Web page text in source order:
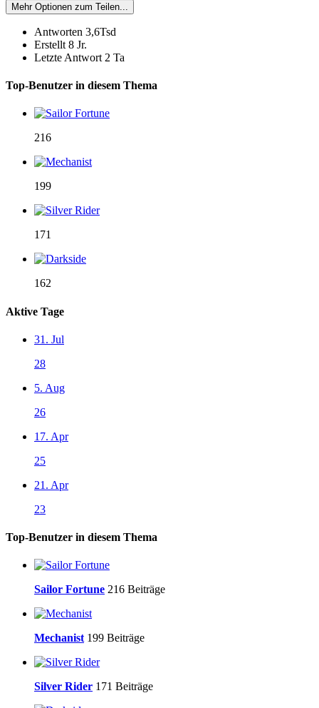
Mehr Optionen zum Teilen...
Antworten 3,6Tsd
Erstellt 8 Jr.
Letzte Antwort 2 Ta
Top-Benutzer in diesem Thema
216
199
171
162
Aktive Tage
31. Jul
28
5. Aug
26
17. Apr
25
21. Apr
23
Top-Benutzer in diesem Thema
Sailor Fortune 216 Beiträge
Mechanist 199 Beiträge
Silver Rider 171 Beiträge